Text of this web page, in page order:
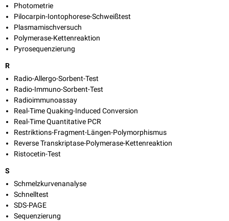
Photometrie
Pilocarpin-Iontophorese-Schweißtest
Plasmamischversuch
Polymerase-Kettenreaktion
Pyrosequenzierung
R
Radio-Allergo-Sorbent-Test
Radio-Immuno-Sorbent-Test
Radioimmunoassay
Real-Time Quaking-Induced Conversion
Real-Time Quantitative PCR
Restriktions-Fragment-Längen-Polymorphismus
Reverse Transkriptase-Polymerase-Kettenreaktion
Ristocetin-Test
S
Schmelzkurvenanalyse
Schnelltest
SDS-PAGE
Sequenzierung